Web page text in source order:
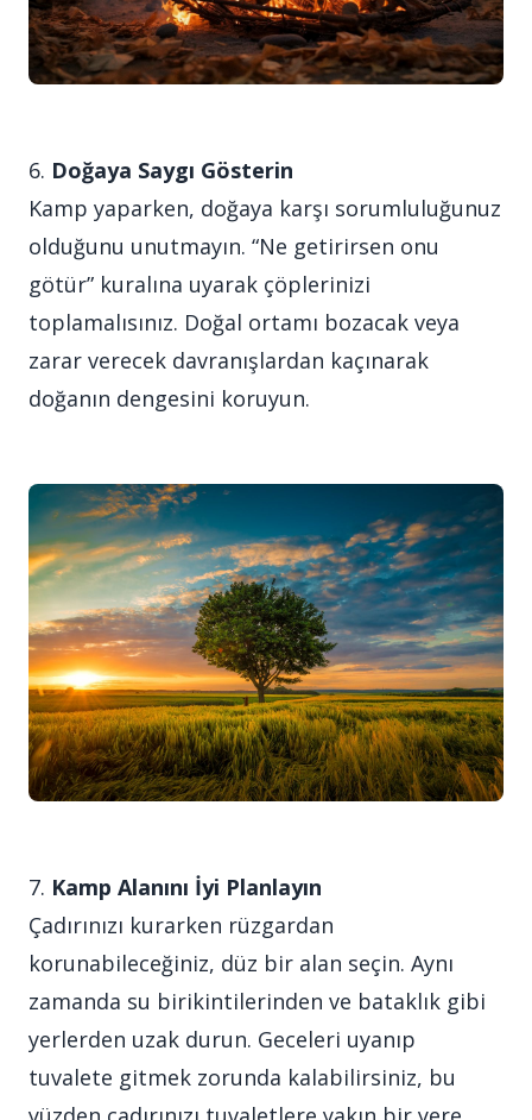
6. Doğaya Saygı Gösterin
Kamp yaparken, doğaya karşı sorumluluğunuz
olduğunu unutmayın. “Ne getirirsen onu
götür” kuralına uyarak çöplerinizi
toplamalısınız. Doğal ortamı bozacak veya
zarar verecek davranışlardan kaçınarak
doğanın dengesini koruyun.
7. Kamp Alanını İyi Planlayın
Çadırınızı kurarken rüzgardan
korunabileceğiniz, düz bir alan seçin. Aynı
zamanda su birikintilerinden ve bataklık gibi
yerlerden uzak durun. Geceleri uyanıp
tuvalete gitmek zorunda kalabilirsiniz, bu